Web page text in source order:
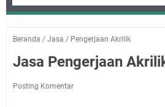
Beranda / Jasa / Pengerjaan Akrilik
Jasa Pengerjaan
Posting Komentar